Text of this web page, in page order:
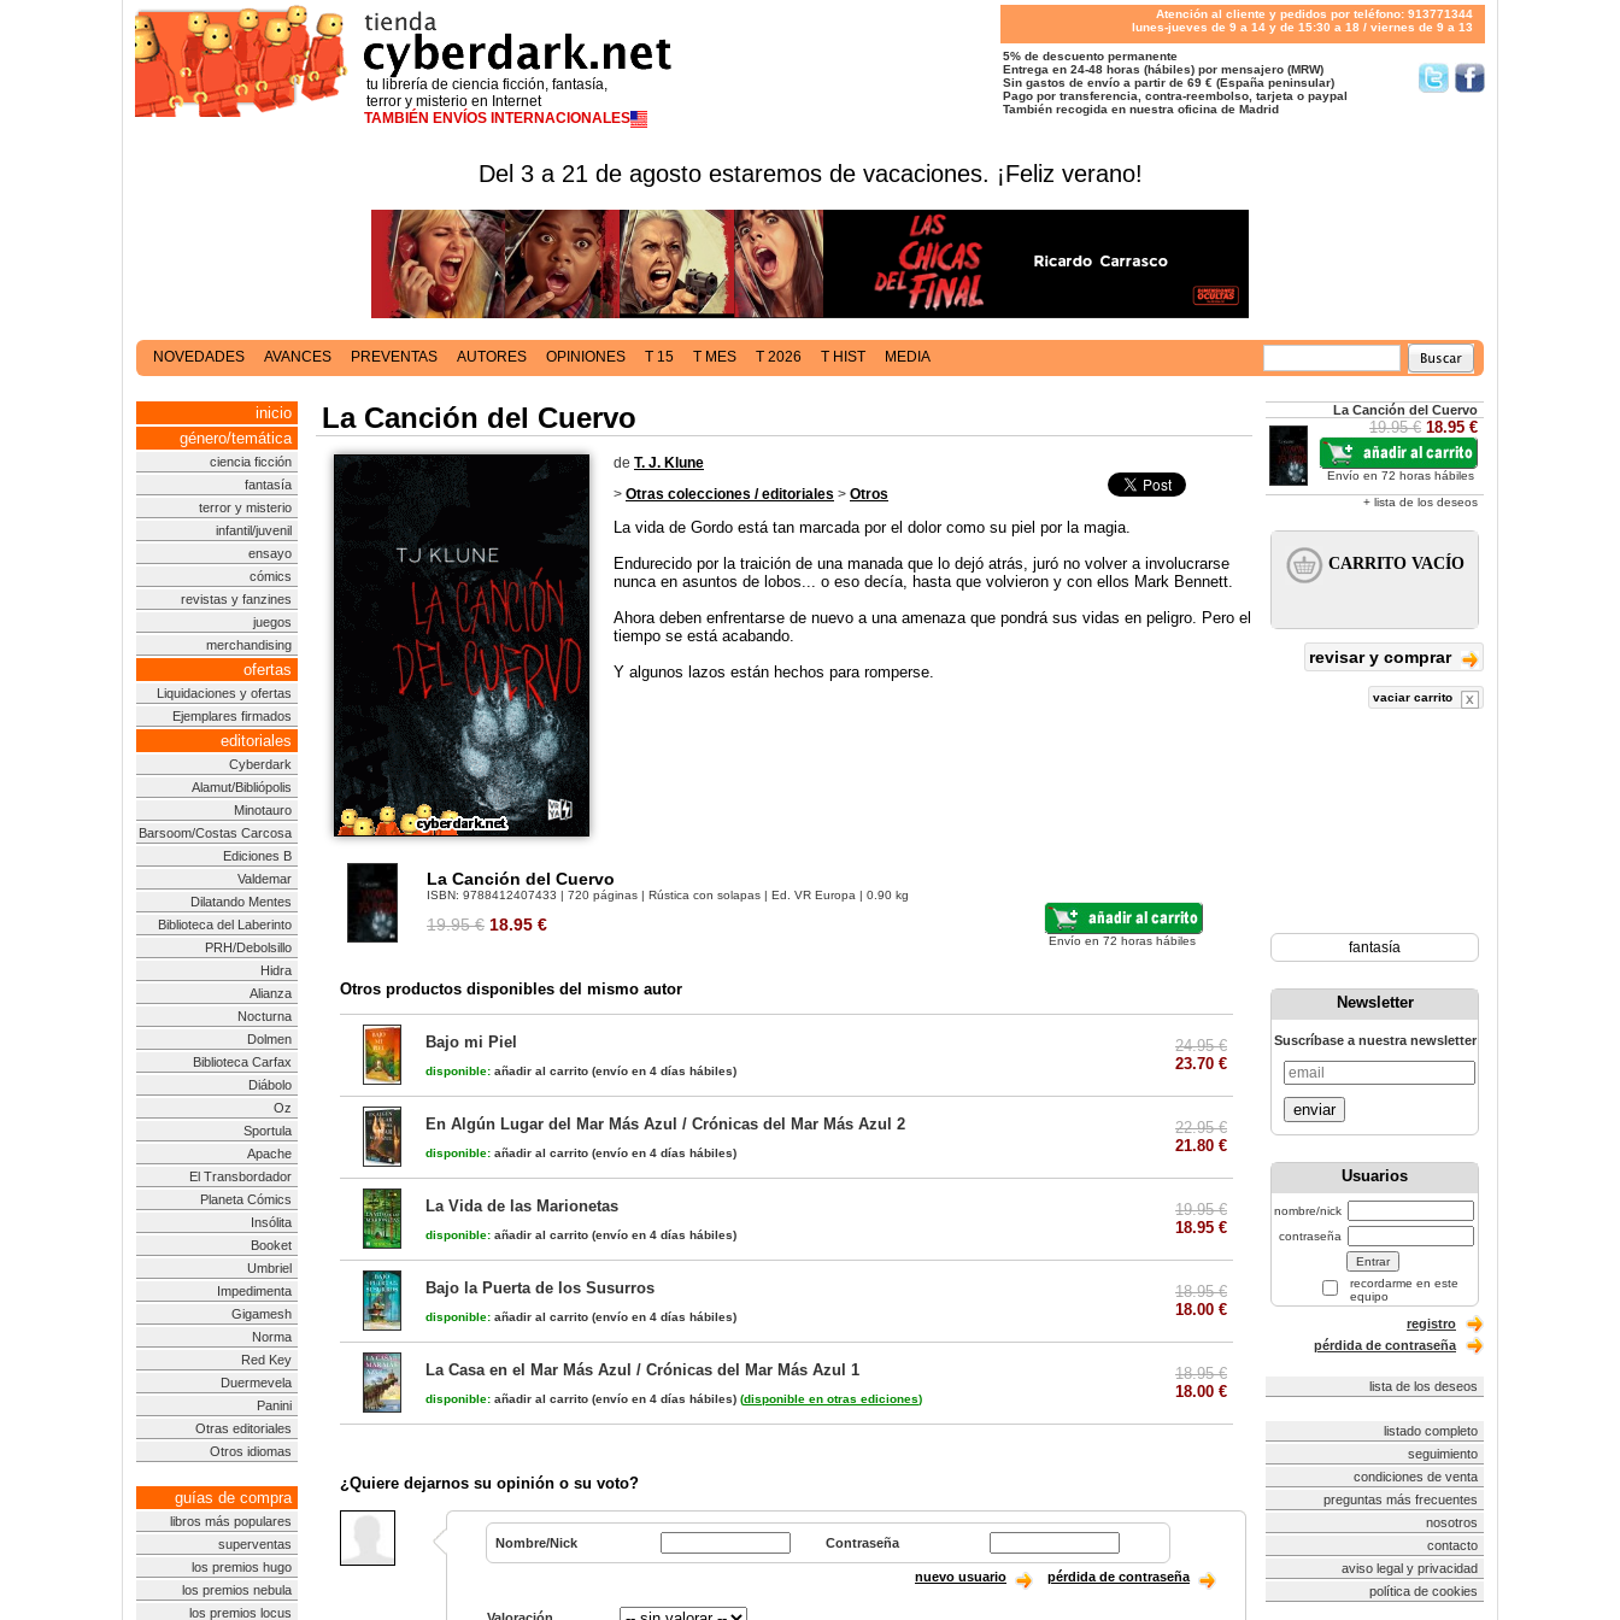
tu librería de ciencia ficción, fantasía,
terror y misterio en Internet
TAMBIÉN ENVÍOS INTERNACIONALES
Atención al cliente y pedidos por teléfono: 913771344
lunes-jueves de 9 a 14 y de 15:30 a 18 / viernes de 9 a 13
5% de descuento permanente
Entrega en 24-48 horas (hábiles) por mensajero (MRW)
Sin gastos de envío a partir de 69 € (España peninsular)
Pago por transferencia, contra-reembolso, tarjeta o paypal
También recogida en nuestra oficina de Madrid
Del 3 a 21 de agosto estaremos de vacaciones. ¡Feliz verano!
NOVEDADES AVANCES PREVENTAS AUTORES OPINIONES T 15 T MES T 2026 T HIST MEDIA
inicio
género/temática
ciencia ficción
fantasía
terror y misterio
infantil/juvenil
ensayo
cómics
revistas y fanzines
juegos
merchandising
ofertas
Liquidaciones y ofertas
Ejemplares firmados
editoriales
Cyberdark
Alamut/Bibliópolis
Minotauro
Barsoom/Costas Carcosa
Ediciones B
Valdemar
Dilatando Mentes
Biblioteca del Laberinto
PRH/Debolsillo
Hidra
Alianza
Nocturna
Dolmen
Biblioteca Carfax
Diábolo
Oz
Sportula
Apache
El Transbordador
Planeta Cómics
Insólita
Booket
Umbriel
Impedimenta
Gigamesh
Norma
Red Key
Duermevela
Panini
Otras editoriales
Otros idiomas
guías de compra
libros más populares
superventas
los premios hugo
los premios nebula
los premios locus
La Canción del Cuervo
de T. J. Klune
> Otras colecciones / editoriales > Otros
La vida de Gordo está tan marcada por el dolor como su piel por la magia.
Endurecido por la traición de una manada que lo dejó atrás, juró no volver a involucrarse
nunca en asuntos de lobos... o eso decía, hasta que volvieron y con ellos Mark Bennett.
Ahora deben enfrentarse de nuevo a una amenaza que pondrá sus vidas en peligro. Pero el
tiempo se está acabando.
Y algunos lazos están hechos para romperse.
La Canción del Cuervo
ISBN: 9788412407433 | 720 páginas | Rústica con solapas | Ed. VR Europa | 0.90 kg
19.95 € 18.95 €
Envío en 72 horas hábiles
Otros productos disponibles del mismo autor
Bajo mi Piel
disponible: añadir al carrito (envío en 4 días hábiles)
24.95 €
23.70 €
En Algún Lugar del Mar Más Azul / Crónicas del Mar Más Azul 2
disponible: añadir al carrito (envío en 4 días hábiles)
22.95 €
21.80 €
La Vida de las Marionetas
disponible: añadir al carrito (envío en 4 días hábiles)
19.95 €
18.95 €
Bajo la Puerta de los Susurros
disponible: añadir al carrito (envío en 4 días hábiles)
18.95 €
18.00 €
La Casa en el Mar Más Azul / Crónicas del Mar Más Azul 1
disponible: añadir al carrito (envío en 4 días hábiles) (disponible en otras ediciones)
18.95 €
18.00 €
¿Quiere dejarnos su opinión o su voto?
Nombre/Nick Contraseña
nuevo usuario pérdida de contraseña
La Canción del Cuervo
19.95 € 18.95 €
Envío en 72 horas hábiles
+ lista de los deseos
revisar y comprar
vaciar carrito
fantasía
Newsletter
Suscríbase a nuestra newsletter
enviar
Usuarios
nombre/nick
contraseña
recordarme en este
equipo
registro
pérdida de contraseña
lista de los deseos
listado completo
seguimiento
condiciones de venta
preguntas más frecuentes
nosotros
contacto
aviso legal y privacidad
política de cookies